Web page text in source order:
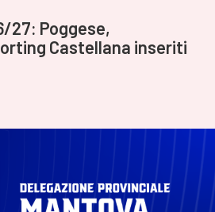
27: Poggese,
Castellana inseriti